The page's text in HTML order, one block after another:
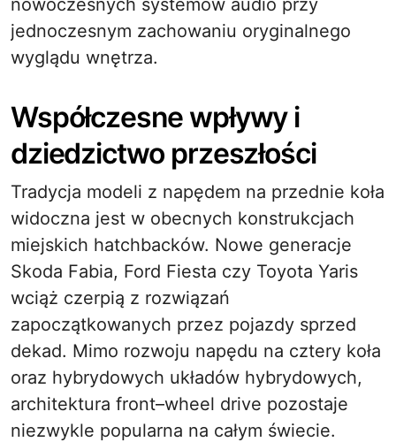
nowoczesnych systemów audio przy
jednoczesnym zachowaniu oryginalnego
wyglądu wnętrza.
Współczesne wpływy i
dziedzictwo przeszłości
Tradycja modeli z napędem na przednie koła
widoczna jest w obecnych konstrukcjach
miejskich hatchbacków. Nowe generacje
Skoda Fabia, Ford Fiesta czy Toyota Yaris
wciąż czerpią z rozwiązań
zapoczątkowanych przez pojazdy sprzed
dekad. Mimo rozwoju napędu na cztery koła
oraz hybrydowych układów hybrydowych,
architektura front–wheel drive pozostaje
niezwykle popularna na całym świecie.